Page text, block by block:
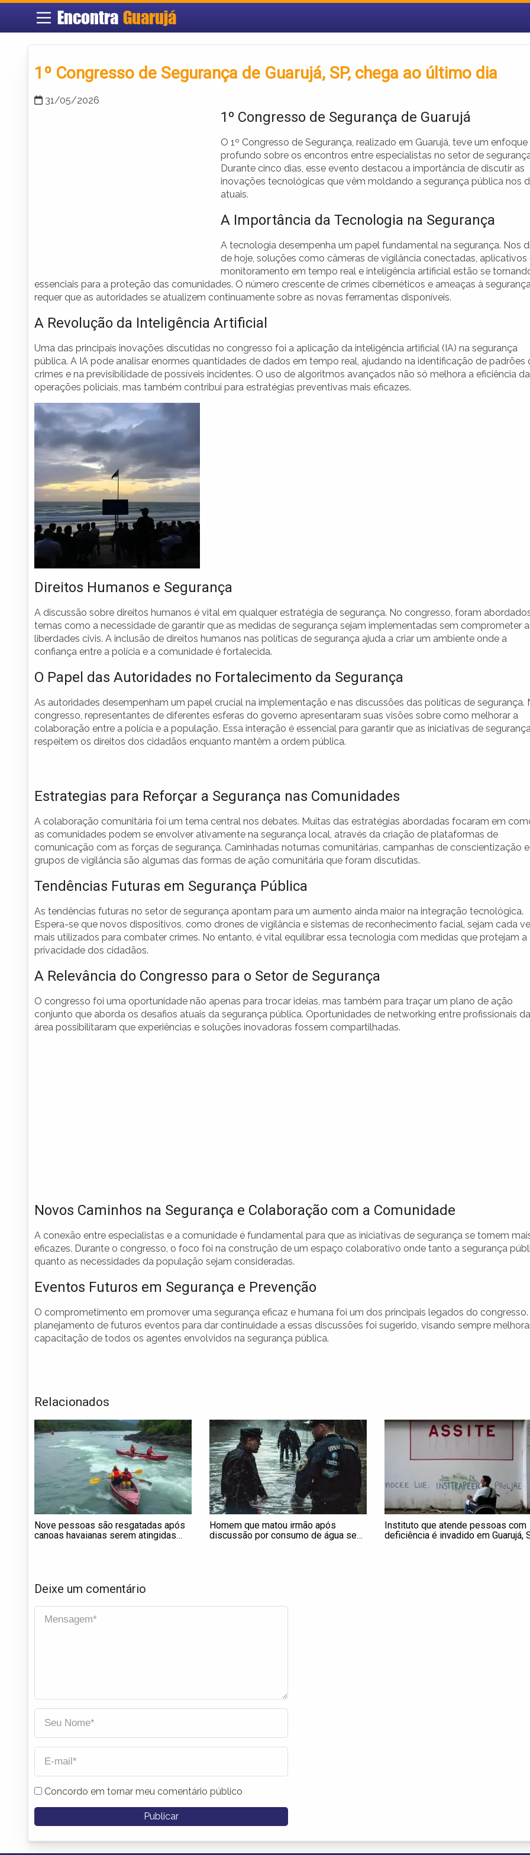
EncontraGuarujá
1º Congresso de Segurança de Guarujá, SP, chega ao último dia
31/05/2026
1º Congresso de Segurança de Guarujá
O 1º Congresso de Segurança, realizado em Guarujá, teve um enfoque
profundo sobre os encontros entre especialistas no setor de
Durante cinco dias, esse evento destacou a importância de discutir as
inovações tecnológicas que vêm moldando a segurança pública nos
atuais.
A Importância da Tecnologia na Segurança
A tecnologia desempenha um papel fundamental na segurança. Nos
de hoje, soluções como câmeras de vigilância conectadas, aplicativos
monitoramento em tempo real e inteligência artificial estão se
essenciais para a proteção das comunidades. O número crescente de crimes cibernéticos e ameaças à
requer que as autoridades se atualizem continuamente sobre as novas ferramentas disponíveis.
A Revolução da Inteligência Artificial
Uma das principais inovações discutidas no congresso foi a aplicação da inteligência artificial (IA) na segurança
pública. A IA pode analisar enormes quantidades de dados em tempo real, ajudando na identificação de padrões
crimes e na previsibilidade de possíveis incidentes. O uso de algoritmos avançados não só melhora a eficiência
operações policiais, mas também contribui para estratégias preventivas mais eficazes.
Direitos Humanos e Segurança
A discussão sobre direitos humanos é vital em qualquer estratégia de segurança. No congresso, foram
temas como a necessidade de garantir que as medidas de segurança sejam implementadas sem comprometer
liberdades civis. A inclusão de direitos humanos nas políticas de segurança ajuda a criar um ambiente onde a
confiança entre a polícia e a comunidade é fortalecida.
O Papel das Autoridades no Fortalecimento da Segurança
As autoridades desempenham um papel crucial na implementação e nas discussões das políticas de segurança.
congresso, representantes de diferentes esferas do governo apresentaram suas visões sobre como melhorar a
colaboração entre a polícia e a população. Essa interação é essencial para garantir que as iniciativas de
respeitem os direitos dos cidadãos enquanto mantêm a ordem pública.
Estrategias para Reforçar a Segurança nas Comunidades
A colaboração comunitária foi um tema central nos debates. Muitas das estratégias abordadas focaram em
as comunidades podem se envolver ativamente na segurança local, através da criação de plataformas de
comunicação com as forças de segurança. Caminhadas noturnas comunitárias, campanhas de conscientização e
grupos de vigilância são algumas das formas de ação comunitária que foram discutidas.
Tendências Futuras em Segurança Pública
As tendências futuras no setor de segurança apontam para um aumento ainda maior na integração tecnológica.
Espera-se que novos dispositivos, como drones de vigilância e sistemas de reconhecimento facial, sejam cada
mais utilizados para combater crimes. No entanto, é vital equilibrar essa tecnologia com medidas que protejam a
privacidade dos cidadãos.
A Relevância do Congresso para o Setor de Segurança
O congresso foi uma oportunidade não apenas para trocar ideias, mas também para traçar um plano de ação
conjunto que aborda os desafios atuais da segurança pública. Oportunidades de networking entre profissionais da
área possibilitaram que experiências e soluções inovadoras fossem compartilhadas.
Novos Caminhos na Segurança e Colaboração com a Comunidade
A conexão entre especialistas e a comunidade é fundamental para que as iniciativas de segurança se tornem
eficazes. Durante o congresso, o foco foi na construção de um espaço colaborativo onde tanto a segurança
quanto as necessidades da população sejam consideradas.
Eventos Futuros em Segurança e Prevenção
O comprometimento em promover uma segurança eficaz e humana foi um dos principais legados do congresso.
planejamento de futuros eventos para dar continuidade a essas discussões foi sugerido, visando sempre
capacitação de todos os agentes envolvidos na segurança pública.
Relacionados
Nove pessoas são resgatadas após
canoas havaianas serem atingidas
Homem que matou irmão após
discussão por consumo de água se
Instituto que atende pessoas com
deficiência é invadido em Guarujá,
Deixe um comentário
Concordo em tornar meu comentário público